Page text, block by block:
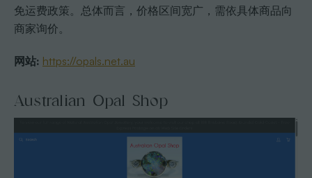
免运费政策。总体而言，价格区间宽广，需依具体商品向
商家询价。
网站: https://opals.net.au
Australian Opal Shop